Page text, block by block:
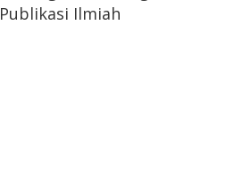
Publikasi Ilmiah